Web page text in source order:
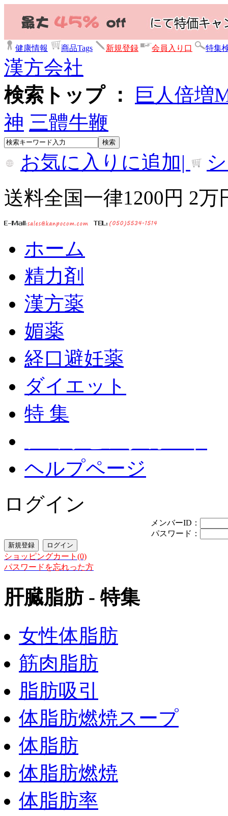
健康情報 商品Tags 新規登録 会員入り口 特集
漢方会社
検索トップ ：
巨人倍増
神 三體牛鞭
お気に入りに追加|
送料全国一律1200円 2
ホーム
精力剤
漢方薬
媚薬
経口避妊薬
ダイエット
特 集
ヘルプページ
ログイン
メンバーID：
パスワード：
ショッピングカート(0)
パスワードを忘れった方
肝臓脂肪 - 特集
女性体脂肪
筋肉脂肪
脂肪吸引
体脂肪燃焼スープ
体脂肪
体脂肪燃焼
体脂肪率